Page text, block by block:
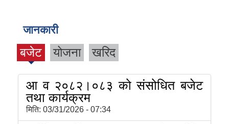
जानकारी
बजेट योजना खरिद
आ व २०८२।०८३ को संसोधित बजेट
तथा कार्यक्रम
मिति: 03/31/2026 - 07:34